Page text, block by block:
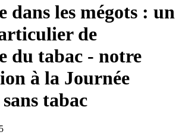
dans les mégots : un
de
du tabac - notre
à la Journée
tabac